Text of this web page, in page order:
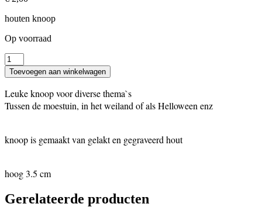
houten knoop
Op voorraad
Vogelverschrikker
aantal
Toevoegen aan winkelwagen
Leuke knoop voor diverse thema`s
Tussen de moestuin, in het weiland of als Helloween enz
knoop is gemaakt van gelakt en gegraveerd hout
hoog 3.5 cm
Gerelateerde producten